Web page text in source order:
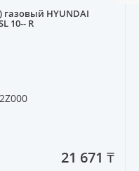
HYUNDAI
10-- R
21 671 ₸